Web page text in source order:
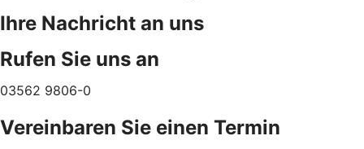
Ihre Nachricht an uns
Rufen Sie uns an
03562 9806-0
Vereinbaren Sie einen Termin